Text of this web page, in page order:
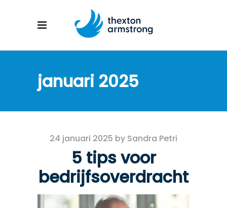
januari 2025
24 januari 2025 by Sandra Petri
5 tips voor
bedrijfsoverdracht